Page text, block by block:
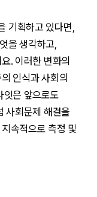
기획하고 있다면,
을 생각하고,
. 이러한 변화의
인식과 사회의
잇은 앞으로도
사회문제 해결을
속적으로 측정 및